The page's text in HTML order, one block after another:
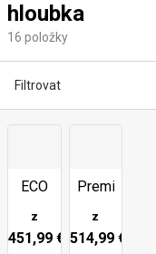
hloubka
16 položky
Filtrovat
ECO
z
451,99 €
Premium
z
514,99 €